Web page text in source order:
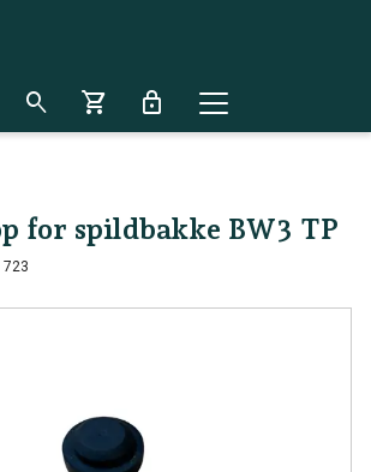
search shopping_cart lock
for spildbakke BW3 TP